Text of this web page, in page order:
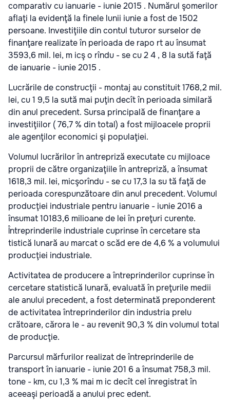
comparativ cu ianuarie - iunie 2015 . Numărul şomerilor
aflaţi la evidenţă la finele lunii iunie a fost de 1502
persoane. Investiţiile din contul tuturor surselor de
finanţare realizate în perioada de rapo rt au însumat
3593,6 mil. lei, m icş o rîndu - se cu 2 4 , 8 la sută faţă
de ianuarie - iunie 2015 .
Lucrările de construcţii - montaj au constituit 1768,2 mil.
lei, cu 1 9,5 la sută mai puţin decît în perioada similară
din anul precedent. Sursa principală de finanţare a
investiţiilor ( 76,7 % din total) a fost mijloacele proprii
ale agenţilor economici şi populaţiei.
Volumul lucrărilor în antrepriză executate cu mijloace
proprii de către organizaţiile în antrepriză, a însumat
1618,3 mil. lei, micşorîndu - se cu 17,3 la su tă faţă de
perioada corespunzătoare din anul precedent. Volumul
producţiei industriale pentru ianuarie - iunie 2016 a
însumat 10183,6 milioane de lei în preţuri curente.
Întreprinderile industriale cuprinse în cercetare sta
tistică lunară au marcat o scăd ere de 4,6 % a volumului
producţiei industriale.
Activitatea de producere a întreprinderilor cuprinse în
cercetare statistică lunară, evaluată în preţurile medii
ale anului precedent, a fost determinată preponderent
de activitatea întreprinderilor din industria prelu
crătoare, cărora le - au revenit 90,3 % din volumul total
de producţie.
Parcursul mărfurilor realizat de întreprinderile de
transport în ianuarie - iunie 201 6 a însumat 758,3 mil.
tone - km, cu 1,3 % mai m ic decît cel înregistrat în
aceeaşi perioadă a anului prec edent.